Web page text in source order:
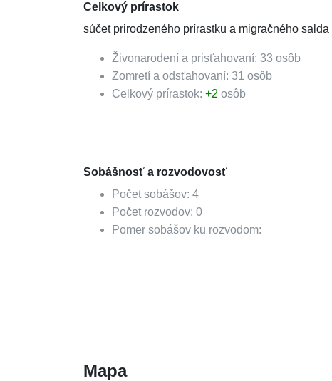
Celkový prírastok
súčet prirodzeného prírastku a migračného salda
Živonarodení a prisťahovaní: 33 osôb
Zomretí a odsťahovaní: 31 osôb
Celkový prírastok: +2 osôb
Sobášnosť a rozvodovosť
Počet sobášov: 4
Počet rozvodov: 0
Pomer sobášov ku rozvodom:
Mapa